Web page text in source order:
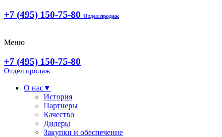
+7 (495) 150-75-80 Отдел продаж
Меню
+7 (495) 150-75-80
Отдел продаж
О нас▼
История
Партнеры
Качество
Дилеры
Закупки и обеспечение